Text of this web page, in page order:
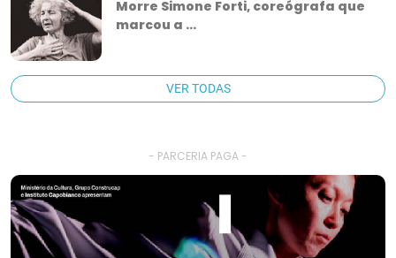
Morre Simone Forti, coreógrafa que
marcou a ...
VER TODAS
- PARCERIA PAGA -